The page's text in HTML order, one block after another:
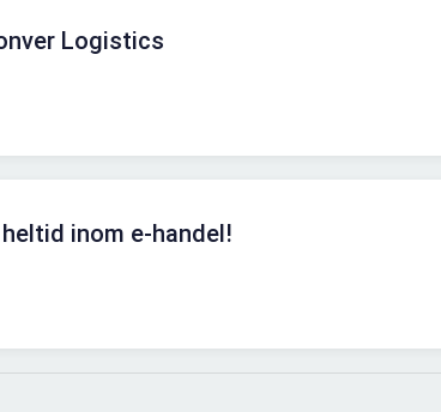
Logistics
inom e-handel!